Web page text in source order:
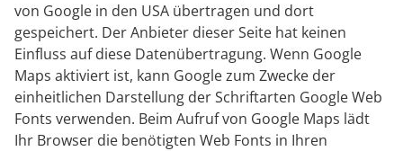
von Google in den USA übertragen und dort
gespeichert. Der Anbieter dieser Seite hat keinen
Einfluss auf diese Datenübertragung. Wenn Google
Maps aktiviert ist, kann Google zum Zwecke der
einheitlichen Darstellung der Schriftarten Google Web
Fonts verwenden. Beim Aufruf von Google Maps lädt
Ihr Browser die benötigten Web Fonts in Ihren